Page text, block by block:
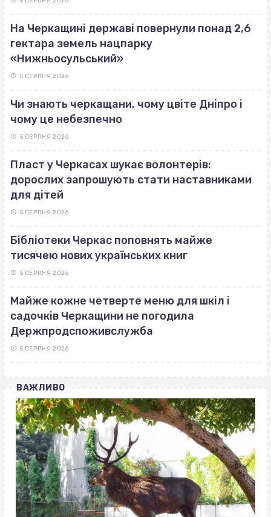
На Черкащині державі повернули понад 2,6
гектара земель нацпарку
«Нижньосульський»
5 СЕРПНЯ 2026
Чи знають черкащани, чому цвіте Дніпро і
чому це небезпечно
5 СЕРПНЯ 2026
Пласт у Черкасах шукає волонтерів:
дорослих запрошують стати наставниками
для дітей
5 СЕРПНЯ 2026
Бібліотеки Черкас поповнять майже
тисячею нових українських книг
5 СЕРПНЯ 2026
Майже кожне четверте меню для шкіл і
садочків Черкащини не погодила
Держпродспоживслужба
5 СЕРПНЯ 2026
ВАЖЛИВО